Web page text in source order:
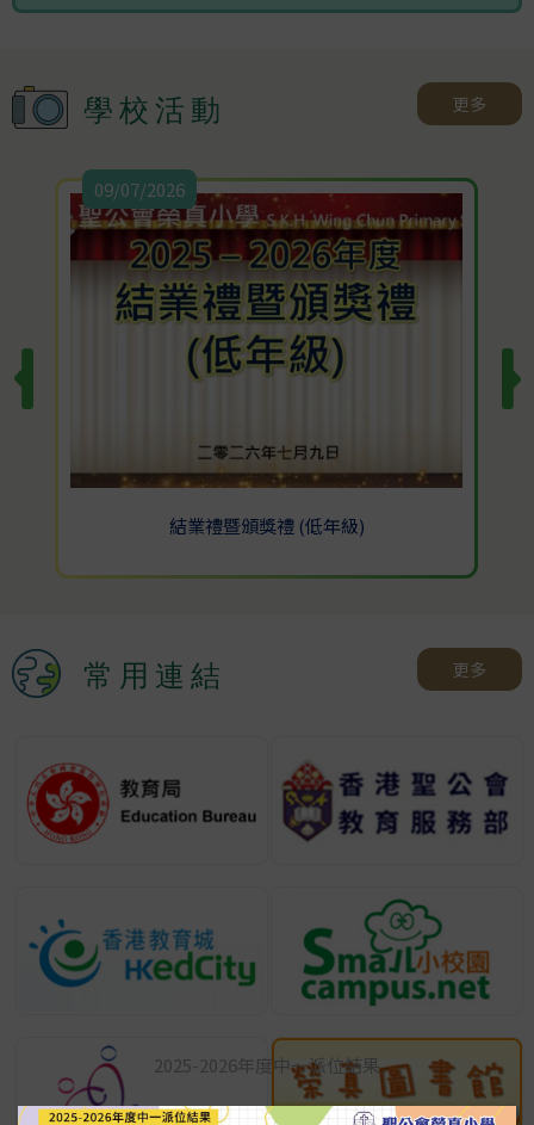
2025-2026年度第一期校訊
30/08/2025
2026年度升小全攻略
29/08/2025
24-25年度第二期校訊
12/03/2025
友校游泳接力
成績:
小學高小組 季軍
2026
(教堂音樂)季軍 及 鋼琴(一
級)季軍，銀獎，銅獎
賽 2026 香港小學數學精英
成績:
計算競賽三等獎
壁球生力軍招募計劃2025
Squash Talent
Foundation Programme
2025/26
更多
學校活動
09/07/2026
結業禮暨頒獎禮 (低年級)
更多
常用連結
2025-2026年度中一派位結果